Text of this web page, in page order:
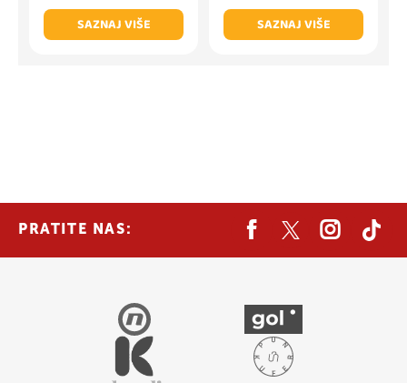
SAZNAJ VIŠE
SAZNAJ VIŠE
PRATITE NAS: